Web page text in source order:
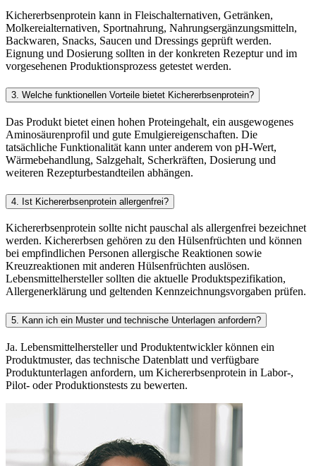
Kichererbsenprotein kann in Fleischalternativen, Getränken,
Molkereialternativen, Sportnahrung, Nahrungsergänzungsmitteln,
Backwaren, Snacks, Saucen und Dressings geprüft werden.
Eignung und Dosierung sollten in der konkreten Rezeptur und im
vorgesehenen Produktionsprozess getestet werden.
3. Welche funktionellen Vorteile bietet Kichererbsenprotein?
Das Produkt bietet einen hohen Proteingehalt, ein ausgewogenes
Aminosäurenprofil und gute Emulgiereigenschaften. Die
tatsächliche Funktionalität kann unter anderem von pH-Wert,
Wärmebehandlung, Salzgehalt, Scherkräften, Dosierung und
weiteren Rezepturbestandteilen abhängen.
4. Ist Kichererbsenprotein allergenfrei?
Kichererbsenprotein sollte nicht pauschal als allergenfrei bezeichnet
werden. Kichererbsen gehören zu den Hülsenfrüchten und können
bei empfindlichen Personen allergische Reaktionen sowie
Kreuzreaktionen mit anderen Hülsenfrüchten auslösen.
Lebensmittelhersteller sollten die aktuelle Produktspezifikation,
Allergenerklärung und geltenden Kennzeichnungsvorgaben prüfen.
5. Kann ich ein Muster und technische Unterlagen anfordern?
Ja. Lebensmittelhersteller und Produktentwickler können ein
Produktmuster, das technische Datenblatt und verfügbare
Produktunterlagen anfordern, um Kichererbsenprotein in Labor-,
Pilot- oder Produktionstests zu bewerten.